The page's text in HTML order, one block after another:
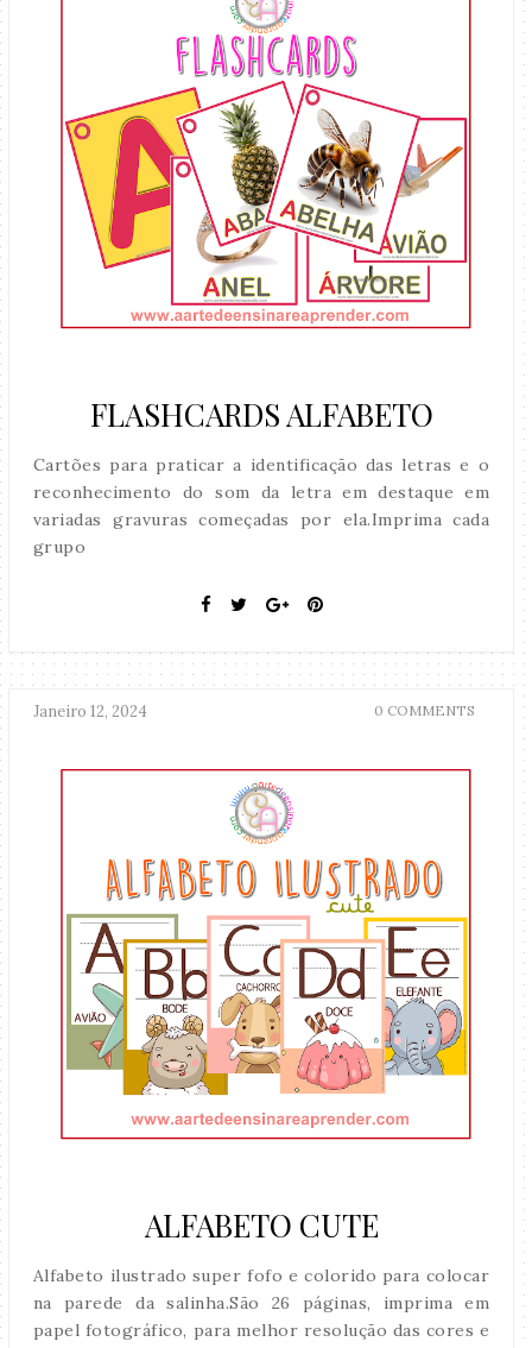
FLASHCARDS ALFABETO
Cartões para praticar a identificação das letras e o
reconhecimento do som da letra em destaque em
variadas gravuras começadas por ela.Imprima cada
grupo
Janeiro 12, 2024 0 COMMENTS
ALFABETO CUTE
Alfabeto ilustrado super fofo e colorido para colocar
na parede da salinha.São 26 páginas, imprima em
papel fotográfico, para melhor resolução das cores e